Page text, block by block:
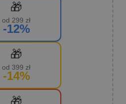
🎁
od 299 zł
-12%
🎁
od 399 zł
-14%
🎁